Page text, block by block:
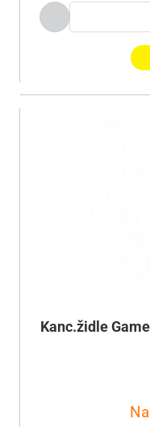
Kanc.židle